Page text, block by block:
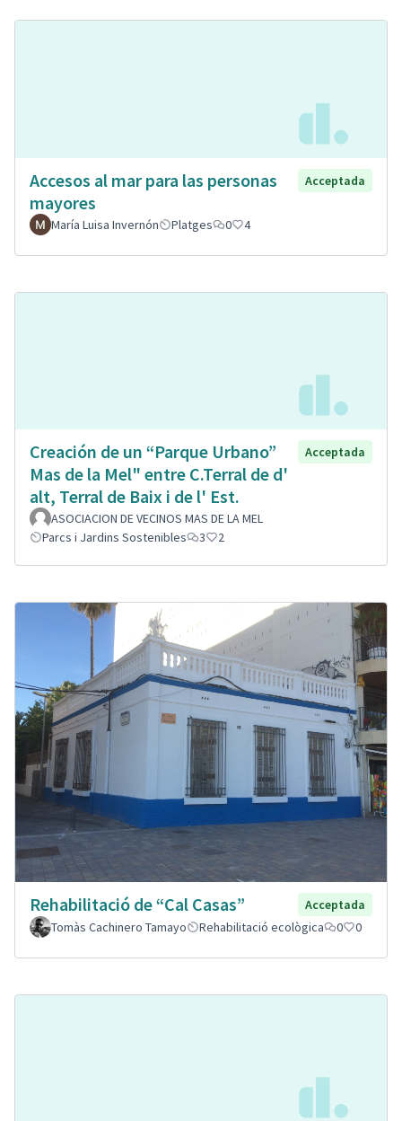
Accesos al mar para las personas
mayores
Acceptada
María Luisa Invernón Platges 0 4
Creación de un “Parque Urbano”
Mas de la Mel" entre C.Terral de d'
alt, Terral de Baix i de l' Est.
Acceptada
ASOCIACION DE VECINOS MAS DE LA MEL
Parcs i Jardins Sostenibles
3 2
Rehabilitació de “Cal Casas”
Acceptada
Tomàs Cachinero Tamayo
Rehabilitació ecològica 0 0